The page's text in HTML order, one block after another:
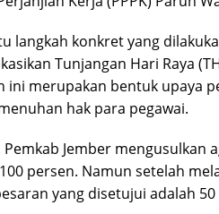
langkah konkret yang
Tunjangan Hari Raya
ini merupakan bentuk upaya
hak para pegawai.
Pemkab Jember mengusulkan
persen. Namun setelah
yang disetujui adalah 50